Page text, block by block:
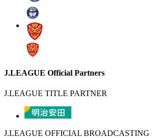
J.LEAGUE Official Partners
J.LEAGUE TITLE PARTNER
J.LEAGUE OFFICIAL BROADCASTING